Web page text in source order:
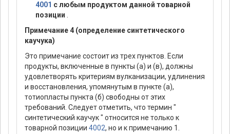
4001 с любым продуктом данной товарной
позиции
Примечание 4 (определение синтетического
каучука)
Это примечание состоит из трех пунктов. Если
продукты, включенные в пункты (а) и (в), должны
удовлетворять критериям вулканизации, удлинения
и восстановления, упомянутым в пункте (а),
тотиопласты пункта (б) свободны от этих
требований. Следует отметить, что термин "
синтетический каучук " относится не только к
товарной позиции 4002, но и к примечанию 1.